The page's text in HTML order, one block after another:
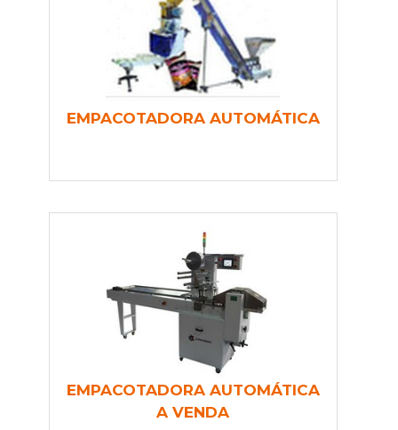
EMPACOTADORA AUTOMÁTICA
EMPACOTADORA AUTOMÁTICA
A VENDA